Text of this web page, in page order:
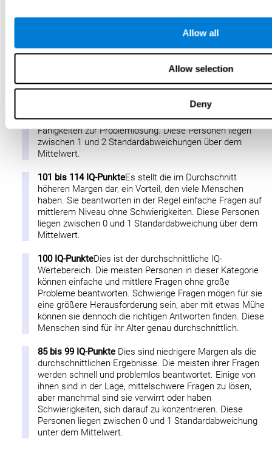
Allow all
Allow selection
Deny
Werten als Genies. Im Allgemeinen beenden sie Tests
unterschiedlichen Ebenen im Leben erfolgreich. Diese
Personen liegen mehr als 2 Standardabweichungen über
115 bis 129 IQ-PunkteDas sind extrem hohe IQ-Werte. Sie
leicht. Sie können Dinge verstehen, die andere nur schwer
verstehen können, und verfügen über ausgeprägte
Fähigkeiten zur Problemlösung. Diese Personen liegen
zwischen 1 und 2 Standardabweichungen über dem
Mittelwert.
101 bis 114 IQ-PunkteEs stellt die im Durchschnitt
höheren Margen dar, ein Vorteil, den viele Menschen
haben. Sie beantworten in der Regel einfache Fragen auf
mittlerem Niveau ohne Schwierigkeiten. Diese Personen
liegen zwischen 0 und 1 Standardabweichung über dem
Mittelwert.
100 IQ-PunkteDies ist der durchschnittliche IQ-
Wertebereich. Die meisten Personen in dieser Kategorie
können einfache und mittlere Fragen ohne große
Probleme beantworten. Schwierige Fragen mögen für sie
eine größere Herausforderung sein, aber mit etwas Mühe
können sie dennoch die richtigen Antworten finden. Diese
Menschen sind für ihr Alter genau durchschnittlich.
85 bis 99 IQ-PunkteDies sind niedrigere Margen als die
durchschnittlichen Ergebnisse. Die meisten ihrer Fragen
werden schnell und problemlos beantwortet. Einige von
ihnen sind in der Lage, mittelschwere Fragen zu lösen,
aber manchmal sind sie verwirrt oder haben
Schwierigkeiten, sich darauf zu konzentrieren. Diese
Personen liegen zwischen 0 und 1 Standardabweichung
unter dem Mittelwert.